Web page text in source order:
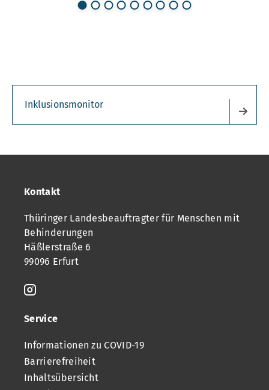
Inklusionsmonitor
Kontakt
Thüringer Landesbeauftragter für Menschen mit
Behinderungen
Häßlerstraße 6
99096 Erfurt
Service
Informationen zu COVID-19
Barrierefreiheit
Inhaltsübersicht